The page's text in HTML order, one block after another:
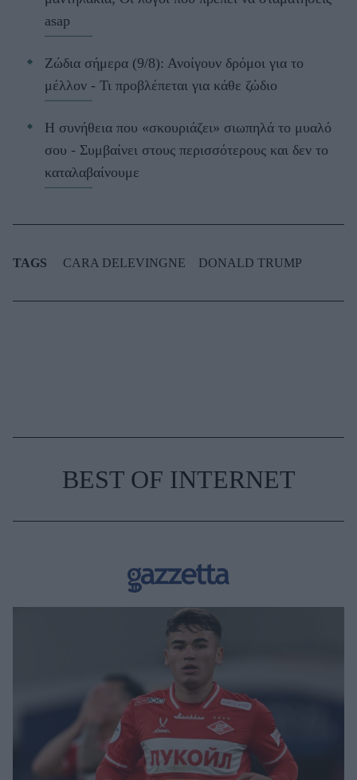
asap
Ζώδια σήμερα (9/8): Ανοίγουν δρόμοι για το
μέλλον - Τι προβλέπεται για κάθε ζώδιο
Η συνήθεια που «σκουριάζει» σιωπηλά το μυαλό
σου - Συμβαίνει στους περισσότερους και δεν το
καταλαβαίνουμε
TAGS CARA DELEVINGNE DONALD TRUMP
BEST OF INTERNET